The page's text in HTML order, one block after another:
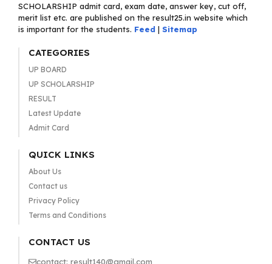
SCHOLARSHIP admit card, exam date, answer key, cut off,
merit list etc. are published on the result25.in website which
is important for the students. Feed | Sitemap
CATEGORIES
UP BOARD
UP SCHOLARSHIP
RESULT
Latest Update
Admit Card
QUICK LINKS
About Us
Contact us
Privacy Policy
Terms and Conditions
CONTACT US
contact: result140@gmail.com